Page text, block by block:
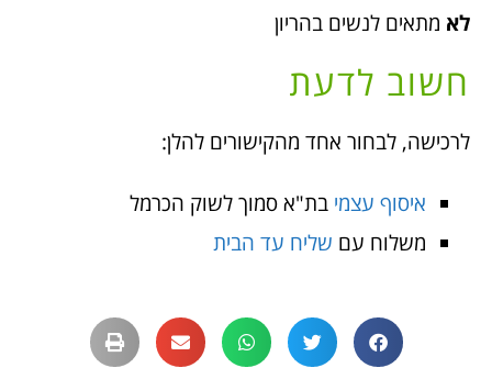
לא מתאים לנשים בהריון
חשוב לדעת
לרכישה, לבחור אחד מהקישורים להלן:
איסוף עצמי בת"א סמוך לשוק הכרמל
משלוח עם שליח עד הבית